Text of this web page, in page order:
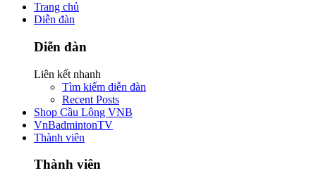
Trang chủ
Diễn đàn
Diễn đàn
Liên kết nhanh
Tìm kiếm diễn đàn
Recent Posts
Shop Cầu Lông VNB
VnBadmintonTV
Thành viên
Thành viên